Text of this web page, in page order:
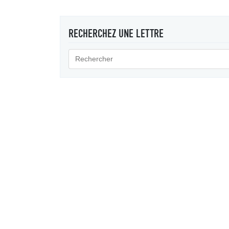
RECHERCHEZ UNE LETTRE